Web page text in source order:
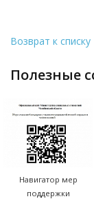
Возврат к списку
полезные
Навигатор мер
поддержки